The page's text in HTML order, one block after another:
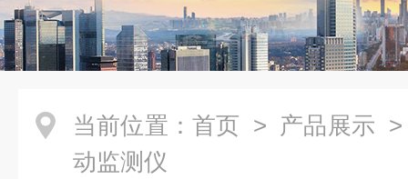
当前位置： 首页 > 产品展示
动监测仪